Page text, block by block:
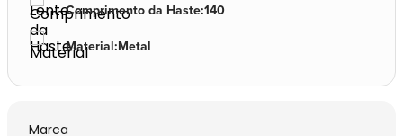
Comprimento da Haste:140
Material:Metal
Marca